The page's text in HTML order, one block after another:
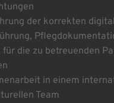
der korrekten
für die zu betreuenden
in einem
Team